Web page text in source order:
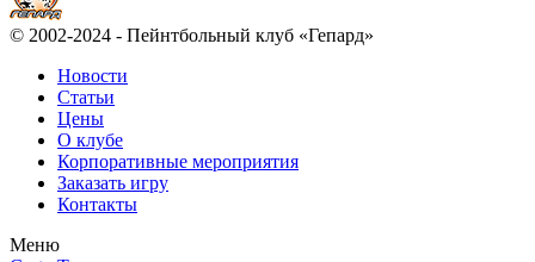
© 2002-2024 - Пейнтбольный клуб «Гепард»
Новости
Статьи
Цены
О клубе
Корпоративные мероприятия
Заказать игру
Контакты
Меню